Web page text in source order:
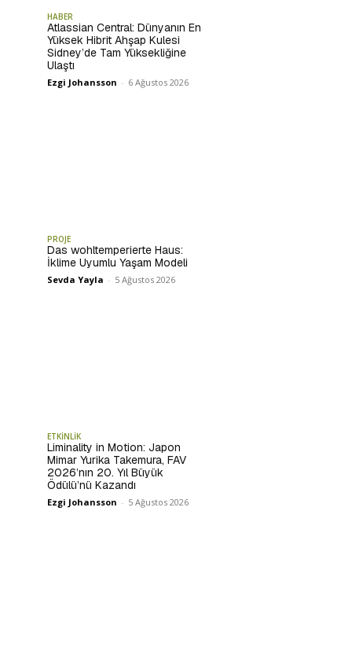
HABER
Atlassian Central: Dünyanın En
Yüksek Hibrit Ahşap Kulesi
Sidney’de Tam Yüksekliğine
Ulaştı
Ezgi Johansson - 6 Ağustos 2026
PROJE
Das wohltemperierte Haus:
İklime Uyumlu Yaşam Modeli
Sevda Yayla - 5 Ağustos 2026
ETKİNLİK
Liminality in Motion: Japon
Mimar Yurika Takemura, FAV
2026’nın 20. Yıl Büyük
Ödülü’nü Kazandı
Ezgi Johansson - 5 Ağustos 2026